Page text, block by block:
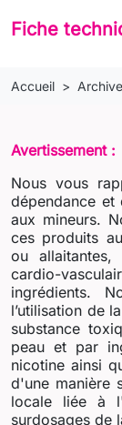
Fiche
Accueil Archive
Avertissement :
Nous vous
dépendance
aux mineurs.
ces produits
ou allaitantes,
cardio-
ingrédients.
l’utilisation de
substance
peau et par
nicotine ainsi
d'une manière
locale liée à
surdosages de